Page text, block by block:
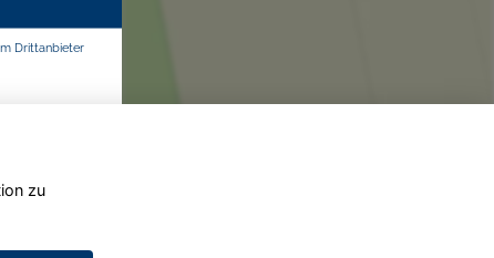
Drittanbieter
zu